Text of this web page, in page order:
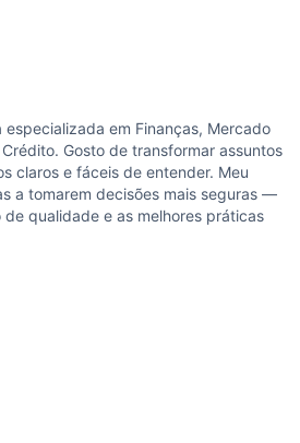
especializada em Finanças, Mercado
Gosto de transformar assuntos
claros e fáceis de entender. Meu
a tomarem decisões mais seguras —
qualidade e as melhores práticas